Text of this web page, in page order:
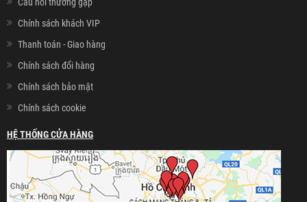
Chính sách khách VIP
Thanh toán - Giao hàng
Chính sách đổi hàng
Chính sách bảo mật
Chính sách cookie
HỆ THỐNG CỬA HÀNG